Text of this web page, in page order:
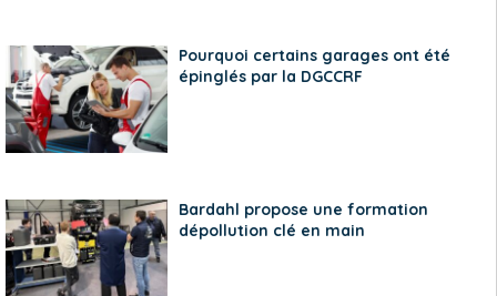
Pourquoi certains garages ont été
épinglés par la DGCCRF
Bardahl propose une formation
dépollution clé en main